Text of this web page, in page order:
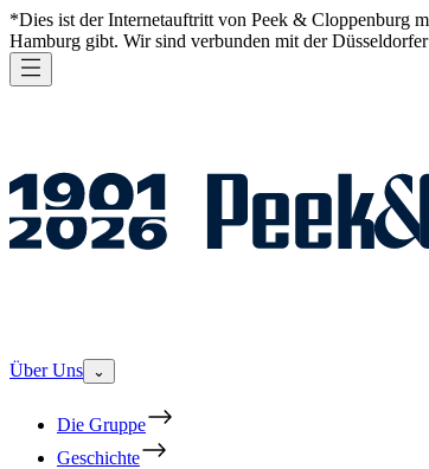
*Dies ist der Internetauftritt von Peek & Cloppenburg
Hamburg gibt. Wir sind verbunden mit der
Über Uns ⌄
Die Gruppe
Geschichte